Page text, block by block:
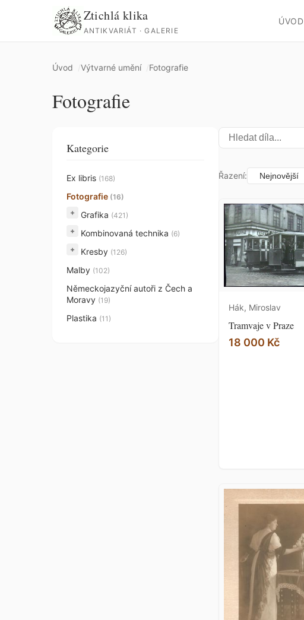
Ztichlá klika
ANTIKVARIÁT · GALERIE
ÚVOD
Úvod Výtvarné umění Fotografie
Fotografie
Kategorie
Ex libris (168)
Fotografie (16)
+
Grafika (421)
+
Kombinovaná technika (6)
+
Kresby (126)
Malby (102)
Německojazyční autoři z Čech a
Moravy (19)
Plastika (11)
Řazení:
Hák, Miroslav
Tramvaje v Praze
18 000 Kč